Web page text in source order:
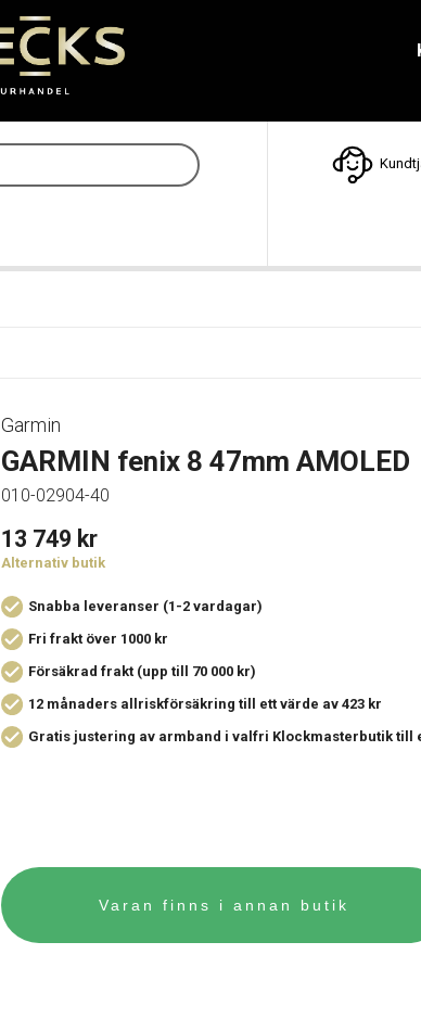
Garmin
GARMIN fenix 8 47mm AMOLED
010-02904-40
13 749 kr
Alternativ butik
Snabba leveranser (1-2 vardagar)
Fri frakt över 1000 kr
Försäkrad frakt (upp till 70 000 kr)
12 månaders allriskförsäkring till ett värde av 423 kr
Gratis justering av armband i valfri Klockmasterbutik till